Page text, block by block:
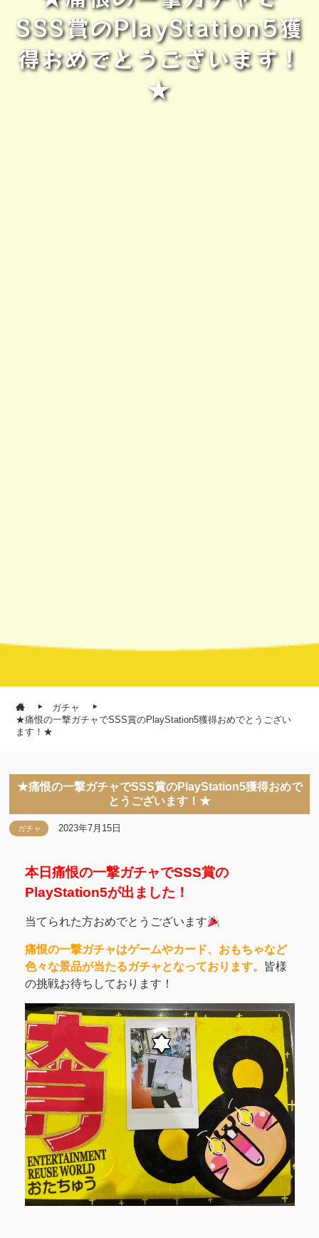
SSS賞のPlayStation5獲
得おめでとうございます！
★
ガチャ
★痛恨の一撃ガチャでSSS賞のPlayStation5獲得おめでとうござい
ます！★
★痛恨の一撃ガチャでSSS賞のPlayStation5獲得おめで
とうございます！★
ガチャ 2023年7月15日
本日痛恨の一撃ガチャでSSS賞の
PlayStation5が出ました！
当てられた方おめでとうございます
痛恨の一撃ガチャはゲームやカード、おもちゃなど
色々な景品が当たるガチャとなっております。 皆様
の挑戦お待ちしております！